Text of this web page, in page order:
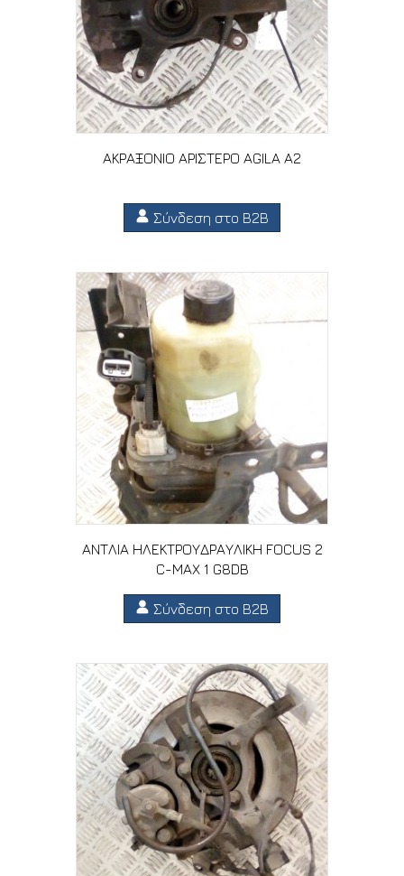
ΑΚΡΑΞΟΝΙΟ ΑΡΙΣΤΕΡΟ AGILA A2
Σύνδεση στο B2B
ΑΝΤΛΙΑ ΗΛΕΚΤΡΟΥΔΡΑΥΛΙΚΗ FOCUS 2
C-MAX 1 G8DB
Σύνδεση στο B2B